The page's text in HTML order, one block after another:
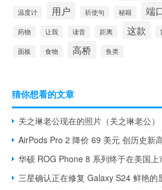
温度计 用户 祈使句 秘籍 端
药物 让我 读音 距离 这款
面板 食物 高桥 鱼类
猜你想看的文章
关之琳老公现在的照片（关之琳老公）
AirPods Pro 2 降价 69 美元 创历史新
华硕 ROG Phone 8 系列终于在美国上
三星确认正在修复 Galaxy S24 鲜艳的